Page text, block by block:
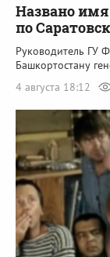
Названо
по
Руководитель ГУ
Башкортостану
4 августа 18:12